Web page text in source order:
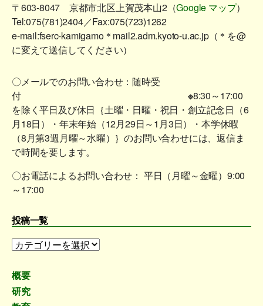
〒603-8047 京都市北区上賀茂本山2（Google マップ）
Tel:075(781)2404／Fax:075(723)1262
e-mail:fserc-kamigamo＊mail2.adm.kyoto-u.ac.jp（＊を@
に変えて送信してください）
〇メールでのお問い合わせ：随時受
付※8:30～17:00
を除く平日及び休日｛土曜・日曜・祝日・創立記念日（6
月18日）・年末年始（12月29日～1月3日）・本学休暇
（8月第3週月曜～水曜）｝のお問い合わせには、返信ま
で時間を要します。
〇お電話によるお問い合わせ： 平日（月曜～金曜）9:00
～17:00
投稿一覧
投
一
覧
概要
研究